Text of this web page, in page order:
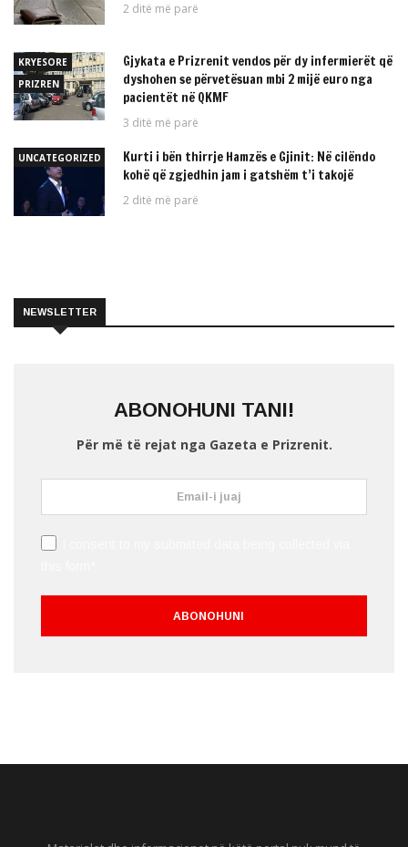
2 ditë më parë
KRYESORE
PRIZREN
Gjykata e Prizrenit vendos për dy infermierët që
dyshohen se përvetësuan mbi 2 mijë euro nga
pacientët në QKMF
3 ditë më parë
UNCATEGORIZED
Kurti i bën thirrje Hamzës e Gjinit: Në cilëndo
kohë që zgjedhin jam i gatshëm t’i takojë
2 ditë më parë
NEWSLETTER
ABONOHUNI TANI!
Për më të rejat nga Gazeta e Prizrenit.